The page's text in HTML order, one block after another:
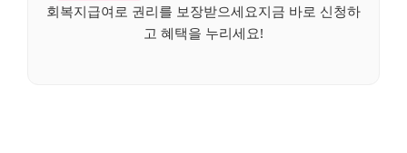
회복지급여로 권리를 보장받으세요지금 바로 신청하
고 혜택을 누리세요!